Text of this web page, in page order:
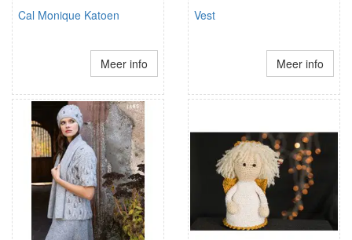
Cal Monique Katoen
Meer info
Vest
Meer info